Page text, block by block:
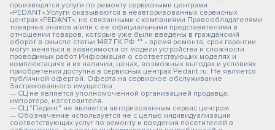
производятся услуги по ремонту сервисными центрами
«PEDANT».Услуги оказываются в неавторизованных сервисных
центрах «PEDANT», не связанными с компаниями Правообладателями
товарных знаков и/или с ее официальными представителями в
отношении товаров, которые уже были введены в гражданский
оборот в смысле статьи 1487 ГК РФ ** - время ремонта, срок гарантии
могут меняться в зависимости от модели устройства и сложности
проводимых работ Информация о соответствующих моделях и
комплектациях и их наличии, ценах, возможных выгодах и условиях
приобретения доступна в сервисных центрах Pedant.ru. Не является
публичной офертой. Оферта на сервисное обслуживание
Застрахованного имущества
— СЦ не является уполномоченной организацией продавца,
импортера, изготовителя.
— СЦ "Педант" не является авторизованным сервис центром.
— Обозначение используется не с целью индивидуализации
соответствующих услуг по ремонту и введения посетителей в